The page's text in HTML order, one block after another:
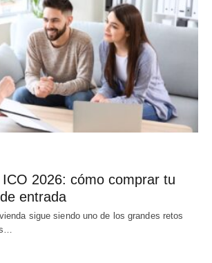
2026: cómo comprar tu
entrada
sigue siendo uno de los grandes retos